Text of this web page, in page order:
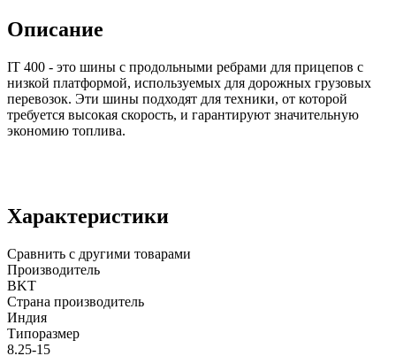
Описание
IT 400 - это шины с продольными ребрами для прицепов с
низкой платформой, используемых для дорожных грузовых
перевозок. Эти шины подходят для техники, от которой
требуется высокая скорость, и гарантируют значительную
экономию топлива.
Характеристики
Сравнить с другими товарами
Производитель
BKT
Страна производитель
Индия
Типоразмер
8.25-15